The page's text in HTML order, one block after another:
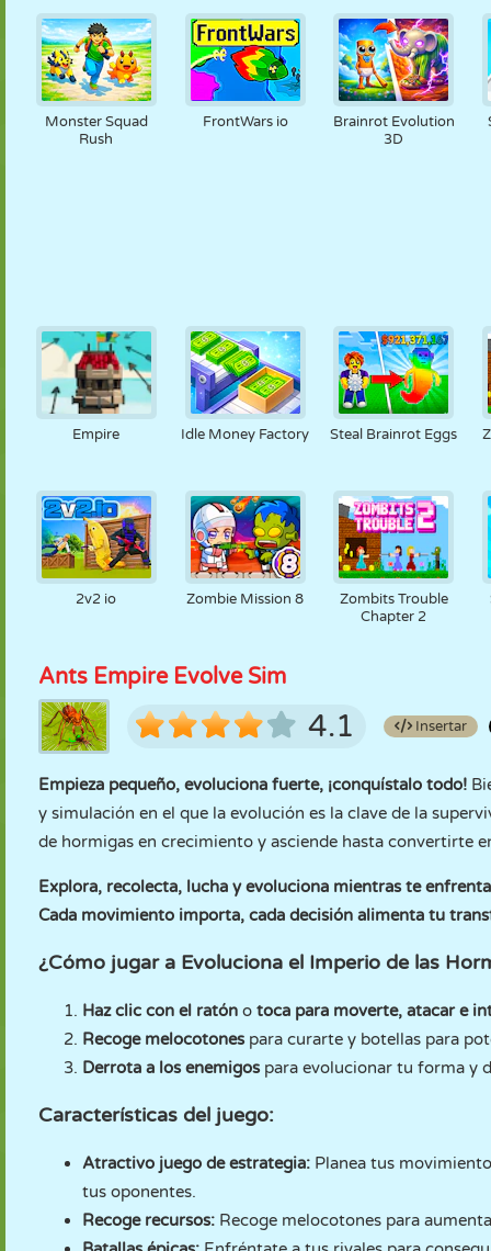
Monster Squad
Rush
FrontWars io
Brainrot Evolution
3D
Empire Idle Money Factory Steal Brainrot Eggs
2v2 io Zombie Mission 8
Zombits Trouble
Chapter 2
Ants Empire Evolve Sim
4.1 Insertar
Empieza pequeño, evoluciona fuerte, ¡conquístalo todo!
y simulación en el que la evolución es la clave de la
de hormigas en crecimiento y asciende hasta convertirte
Explora, recolecta, lucha y evoluciona mientras te
Cada movimiento importa, cada decisión alimenta tu
¿Cómo jugar a Evoluciona el Imperio de las
Haz clic con el ratón o toca para moverte, atacar e
Recoge melocotonespara curarte y botellas para
Derrota a los enemigospara evolucionar tu forma y
Características del juego:
Atractivo juego de estrategia: Planea tus
tus oponentes.
Recoge recursos: Recoge melocotones para